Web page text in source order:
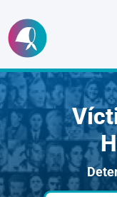
Ir
al
contenido